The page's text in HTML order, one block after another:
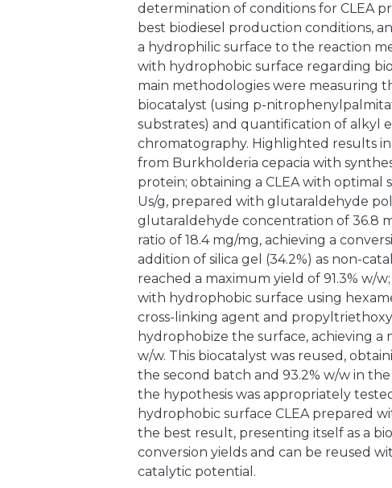
determination of conditions for CLEA
best biodiesel production conditions,
a hydrophilic surface to the reaction
with hydrophobic surface regarding
main methodologies were measuring
biocatalyst (using p-
substrates) and quantification of alkyl
chromatography. Highlighted results
from Burkholderia cepacia with
protein; obtaining a CLEA with optimal
Us/g, prepared with glutaraldehyde
glutaraldehyde concentration of 36.8
ratio of 18.4 mg/mg, achieving a
addition of silica gel (34.2%) as non-
reached a maximum yield of 91.3% w/
with hydrophobic surface using
cross-linking agent and
hydrophobize the surface, achieving a
w/w. This biocatalyst was reused,
the second batch and 93.2% w/w in
the hypothesis was appropriately
hydrophobic surface CLEA prepared
the best result, presenting itself as a
conversion yields and can be reused
catalytic potential.